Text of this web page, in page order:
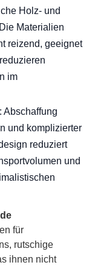
Holz- und
Materialien
reizend, geeignet
im
: Abschaffung
und komplizierter
reduziert
und
für
rutschige
ihnen nicht